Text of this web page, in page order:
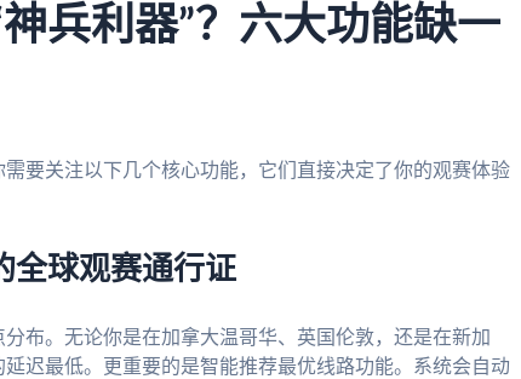
兵利器”？六大功能缺一
要关注以下几个核心功能，它们直接决定了你的观赛体验
全球观赛通行证
布。无论你是在加拿大温哥华、英国伦敦，还是在新加
迟最低。更重要的是智能推荐最优线路功能。系统会自动